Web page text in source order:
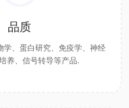
品质
学、蛋白研究、免疫学、神经
养、信号转导等产品.